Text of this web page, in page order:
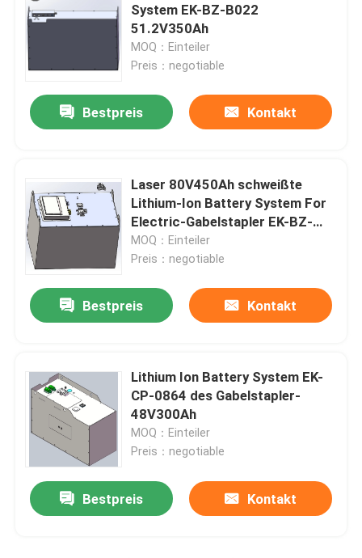
System EK-BZ-B022
51.2V350Ah
MOQ：Einteiler
Preis：negotiable
Bestpreis Kontakt
Laser 80V450Ah schweißte
Lithium-Ion Battery System For
Electric-Gabelstapler EK-BZ-
P092
MOQ：Einteiler
Preis：negotiable
Bestpreis Kontakt
Lithium Ion Battery System EK-
CP-0864 des Gabelstapler-
48V300Ah
MOQ：Einteiler
Preis：negotiable
Bestpreis Kontakt